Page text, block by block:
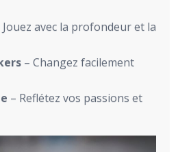
Jouez avec la profondeur et la
– Changez facilement
– Reflétez vos passions et